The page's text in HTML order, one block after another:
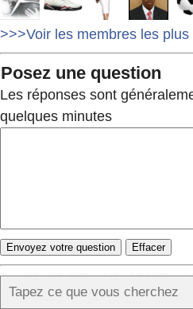
>>>Voir les membres les
Posez une question
Les réponses sont
quelques minutes